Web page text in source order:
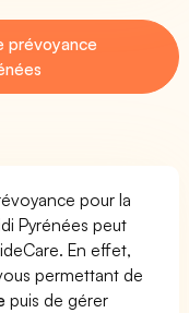
prévoyance
pour la
Pyrénées peut
En effet,
permettant de
puis de gérer